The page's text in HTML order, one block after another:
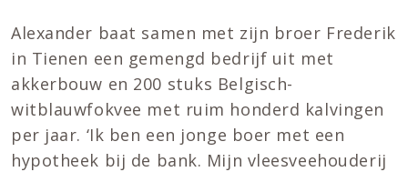
Alexander baat samen met zijn broer Frederik
in Tienen een gemengd bedrijf uit met
akkerbouw en 200 stuks Belgisch-
witblauwfokvee met ruim honderd kalvingen
per jaar. ‘Ik ben een jonge boer met een
hypotheek bij de bank. Mijn vleesveehouderij